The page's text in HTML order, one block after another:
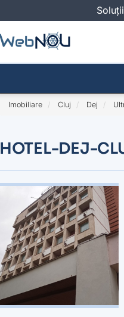
Imobiliare Cluj Dej
HOTEL-DEJ-